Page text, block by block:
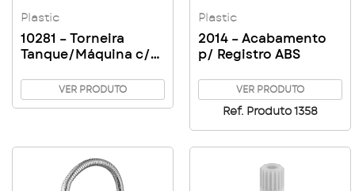
Plastic
10281 – Torneira
Tanque/Máquina c/
VER PRODUTO
Plastic
2014 – Acabamento
p/ Registro ABS
VER PRODUTO
Ref. Produto 1358